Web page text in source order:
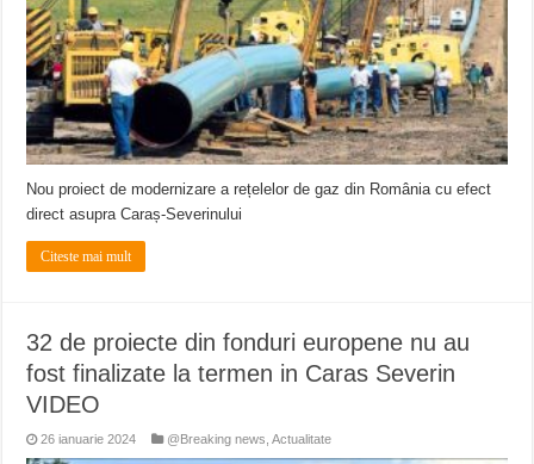
Nou proiect de modernizare a rețelelor de gaz din România cu efect
direct asupra Caraș-Severinului
Citeste mai mult
32 de proiecte din fonduri europene nu au
fost finalizate la termen in Caras Severin
VIDEO
26 ianuarie 2024 @Breaking news ,Actualitate